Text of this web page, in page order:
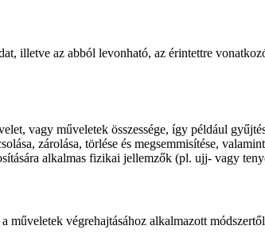
illetve az abból levonható, az érintettre
vagy műveletek összessége, így például
zárolása, törlése és megsemmisítése,
alkalmas fizikai jellemzők (pl. ujj- vagy
végrehajtásához alkalmazott